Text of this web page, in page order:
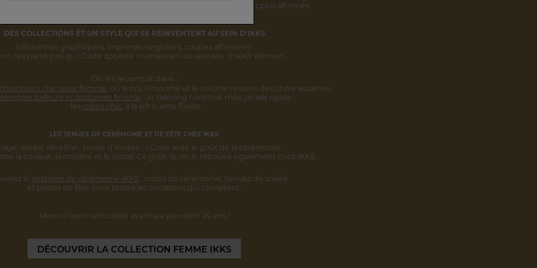
s'inscrivent désormais
et plus affirmée.
DES COLLECTIONS ET UN STYLE QUI SE RÉINVENTENT AU SEIN D'IKKS
Silhouettes graphiques, imprimés singuliers, coupes affirmées :
ces partis pris qu'I.Code apporte maintenant au vestiaire d'IKKS Women.
On les reconnaît dans :
chic pour femme, où le col, l'imprimé et le volume restent des choix assumés ;
tailleurs et costumes femme, un tailoring construit mais jamais rigide ;
• les robes chic, à la silhouette fluide.
LES TENUES DE CÉRÉMONIE ET DE FÊTE CHEZ IKKS
soirée, réveillon, tenue d'invitée : I.Code avait le goût de la cérémonie,
la couleur, la matière et le détail. Ce goût-là, on le retrouve également chez IKKS.
le vestiaire de cérémonie IKKS : robes de cérémonie, tenues de soirée
et pièces de fête pour toutes les occasions qui comptent.
Merci d’avoir vécu cette aventure pendant 20 ans !
DÉCOUVRIR LA COLLECTION FEMME IKKS